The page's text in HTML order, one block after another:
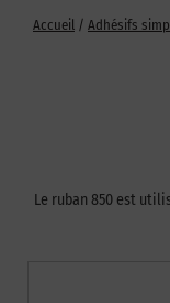
Accueil / Adhésifs
Le ruban 850 est